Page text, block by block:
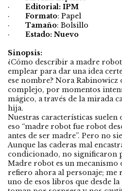
· Editorial: IPM
· Formato: Papel
· Tamaño: Bolsillo
· Estado: Nuevo
Sinopsis:
¿Cómo describir a madre
emplear para dar una idea
ese nombre? Nora
complejo, por momentos
mágico, a través de la mirada
hija.
Nuestras características
eso “madre robot fue robot
antes de ser madre”. Pero no
Aunque las caderas mal
condicionado, no significaron
Madre robot es un mecanismo
refiero ahora al personaje; me
uno de esos libros que desde